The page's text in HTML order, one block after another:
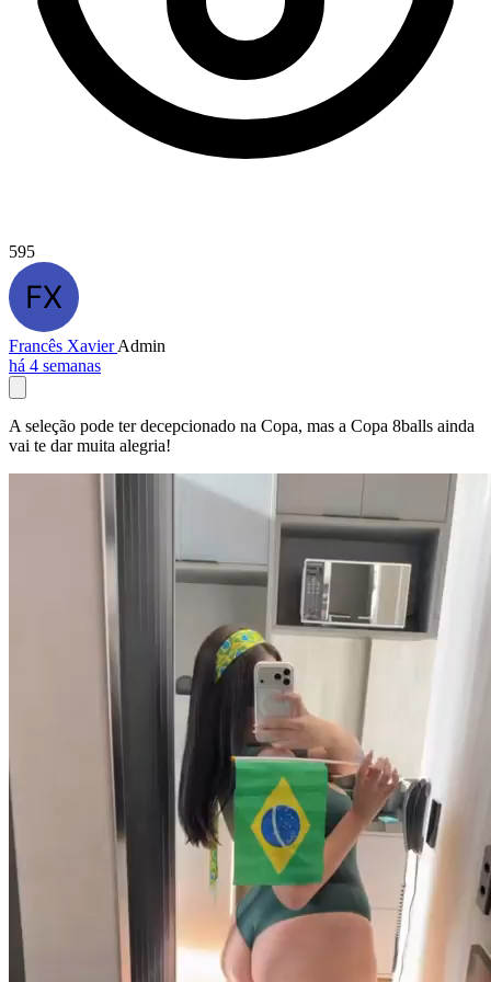
595
Francês XavierAdmin
há 4 semanas
A seleção pode ter decepcionado na Copa, mas a Copa 8balls ainda
vai te dar muita alegria!